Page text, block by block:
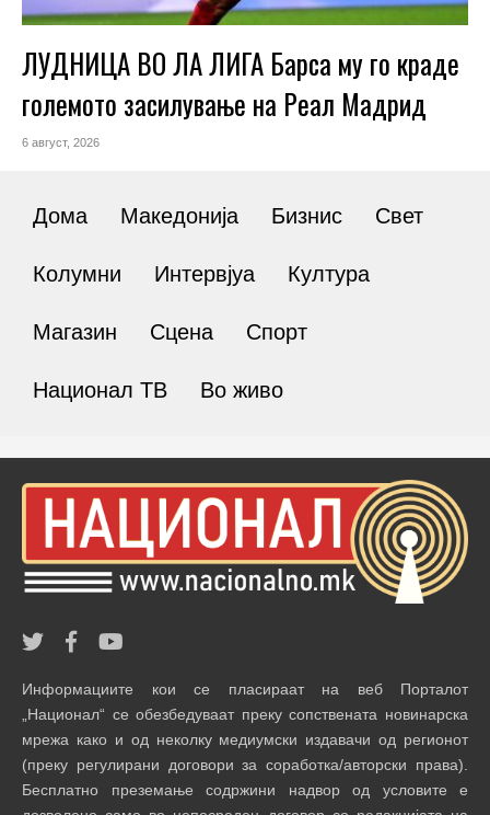
ЛУДНИЦА ВО ЛА ЛИГА Барса му го краде
големото засилување на Реал Мадрид
6 август, 2026
Дома Македонија Бизнис Свет
Колумни Интервјуа Култура
Магазин Сцена Спорт
Национал ТВ Во живо
Информациите кои се пласираат на веб Порталот
„Национал“ се обезбедуваат преку сопствената новинарска
мрежа како и од неколку медиумски издавачи од регионот
(преку регулирани договори за соработка/авторски права).
Бесплатно преземање содржини надвор од условите е